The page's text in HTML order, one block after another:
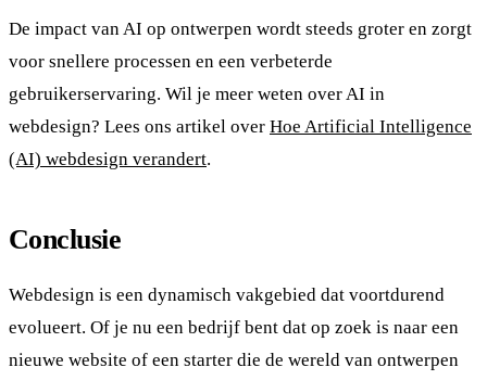
De impact van AI op ontwerpen wordt steeds groter en zorgt
voor snellere processen en een verbeterde
gebruikerservaring. Wil je meer weten over AI in
webdesign? Lees ons artikel over Hoe Artificial Intelligence
(AI) webdesign verandert.
Conclusie
Webdesign is een dynamisch vakgebied dat voortdurend
evolueert. Of je nu een bedrijf bent dat op zoek is naar een
nieuwe website of een starter die de wereld van ontwerpen